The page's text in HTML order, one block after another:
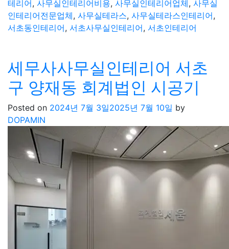
테리어, 사무실인테리어비용, 사무실인테리어업체, 사무실
인테리어전문업체, 사무실테라스, 사무실테라스인테리어,
서초동인테리어, 서초사무실인테리어, 서초인테리어
세무사사무실인테리어 서초
구 양재동 회계법인 시공기
Posted on 2024년 7월 3일2025년 7월 10일 by
DOPAMIN